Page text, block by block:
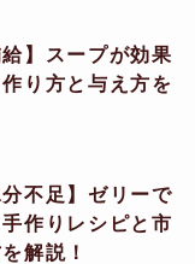
給】スープが効果
り方と与え方を
分不足】ゼリーで
作りレシピと市
解説！